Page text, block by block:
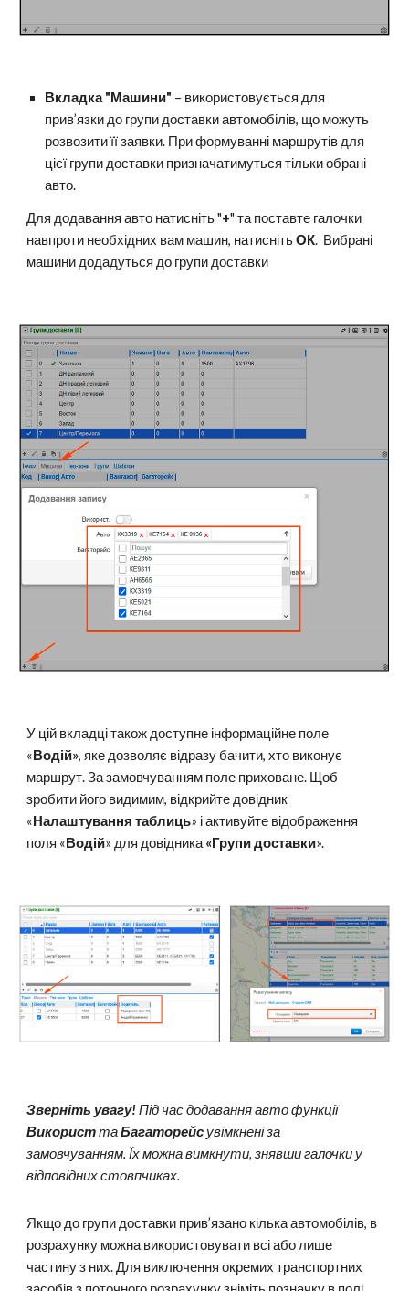
Вкладка "Машини" – використовується для
прив’язки до групи доставки автомобілів, що можуть
розвозити її заявки. При формуванні маршрутів для
цієї групи доставки призначатимуться тільки обрані
авто.
Для додавання авто натисніть "+" та поставте галочки
навпроти необхідних вам машин, натиснітьОК. Вибрані
машини додадуться до групи доставки
У цій вкладці також доступне інформаційне поле
«Водій», яке дозволяє відразу бачити, хто виконує
маршрут. За замовчуванням поле приховане. Щоб
зробити його видимим, відкрийте довідник
«Налаштування таблиць» і активуйте відображення
поля «Водій» для довідника «Групи доставки».
Зверніть увагу! Під час додавання авто функції
ВикористтаБагаторейс увімкнені за
замовчуванням. Їх можна вимкнути, знявши галочки у
відповідних стовпчиках.
Якщо до групи доставки прив’язано кілька автомобілів, в
розрахунку можна використовувати всі або лише
частину з них. Для виключення окремих транспортних